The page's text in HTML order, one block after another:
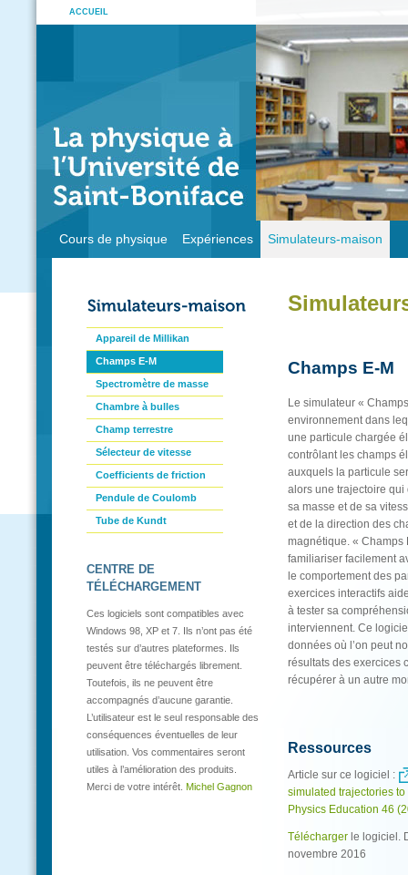
ACCUEIL
Cours de physique Expériences Simulateurs-maison
Champs E-M
Le simulateur «
environnement dans
une particule chargée
contrôlant les champs
auxquels la particule
alors une trajectoire
sa masse et de sa
et de la direction des
magnétique. « Champs
familiariser facilement
le comportement des
exercices interactifs
à tester sa
interviennent. Ce
données où l’on peut
résultats des exercices
récupérer à un autre
Ressources
Article sur ce logiciel :
simulated trajectories
Physics Education 46
Télécharger le logiciel.
novembre 2016
Appareil de Millikan
Champs E-M
Spectromètre de masse
Chambre à bulles
Champ terrestre
Sélecteur de vitesse
Coefficients de friction
Pendule de Coulomb
Tube de Kundt
CENTRE DE
TÉLÉCHARGEMENT
Ces logiciels sont compatibles avec
Windows 98, XP et 7. Ils n’ont pas été
testés sur d’autres plateformes. Ils
peuvent être téléchargés librement.
Toutefois, ils ne peuvent être
accompagnés d’aucune garantie.
L’utilisateur est le seul responsable des
conséquences éventuelles de leur
utilisation. Vos commentaires seront
utiles à l’amélioration des produits.
Merci de votre intérêt. Michel Gagnon